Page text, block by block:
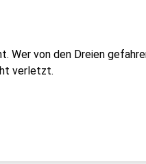
Wer von den Dreien
verletzt.